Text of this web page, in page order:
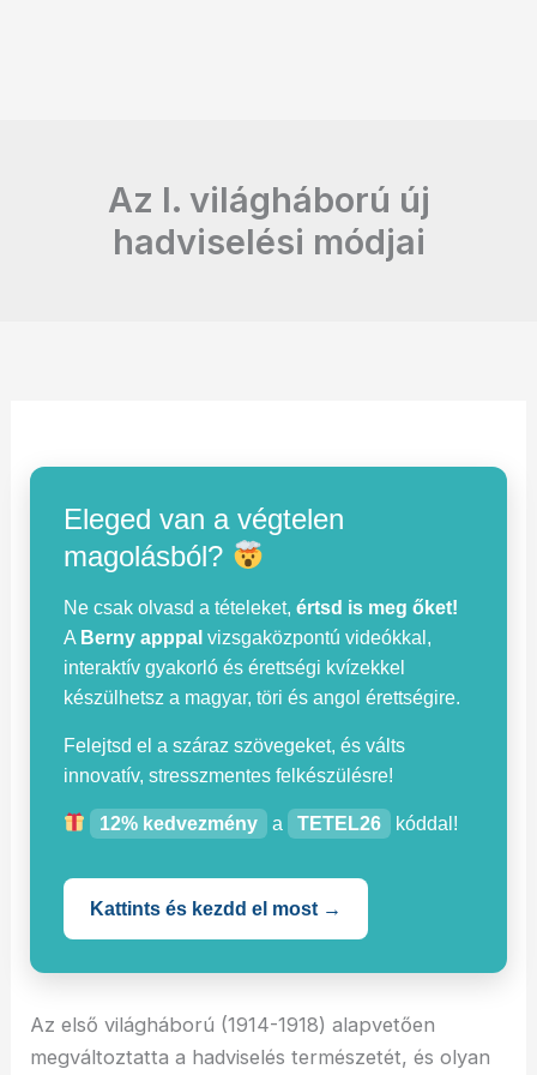
Az I. világháború új
hadviselési módjai
Eleged van a végtelen
magolásból?
Ne csak olvasd a tételeket,értsd is meg őket!
A Berny apppal vizsgaközpontú videókkal,
interaktív gyakorló és érettségi kvízekkel
készülhetsz a magyar, töri és angol érettségire.
Felejtsd el a száraz szövegeket, és válts
innovatív, stresszmentes felkészülésre!
12% kedvezmény a TETEL26 kóddal!
Kattints és kezdd el most →
Az első világháború (1914-1918) alapvetően
megváltoztatta a hadviselés természetét, és olyan